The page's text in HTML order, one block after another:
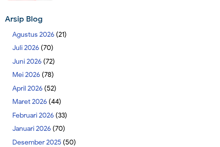
Arsip Blog
Agustus 2026 (21)
Juli 2026 (70)
Juni 2026 (72)
Mei 2026 (78)
April 2026 (52)
Maret 2026 (44)
Februari 2026 (33)
Januari 2026 (70)
Desember 2025 (50)